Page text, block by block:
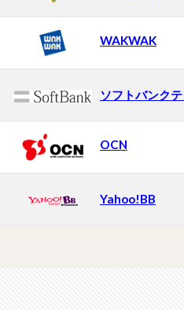
WAKWAK
ソフトバンク
OCN
Yahoo!BB